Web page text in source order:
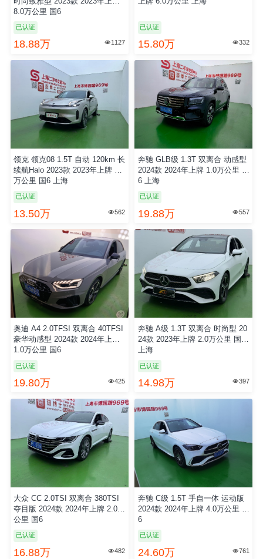
8.0万公里 国6
已认证
18.88万  1127
已认证
15.80万 332
领克 领克08 1.5T 自动 120km 长
续航Halo 2023款 2023年上牌 3.0
万公里 国6 上海
已认证
13.50万 562
奔驰 GLB级 1.3T 双离合 动感型
2024款 2024年上牌 1.0万公里 国
6 上海
已认证
19.88万 557
奥迪 A4 2.0TFSI 双离合 40TFSI
豪华动感型 2024款 2024年上牌
1.0万公里 国6
已认证
19.80万 425
奔驰 A级 1.3T 双离合 时尚型 20
24款 2023年上牌 2.0万公里 国6
上海
已认证
14.98万 397
大众 CC 2.0TSI 双离合 380TSI
夺目版 2024款 2024年上牌 2.0万
公里 国6
已认证
16.88万 482
奔驰 C级 1.5T 手自一体 运动版
2024款 2024年上牌 4.0万公里 国
6
已认证
24.60万 761